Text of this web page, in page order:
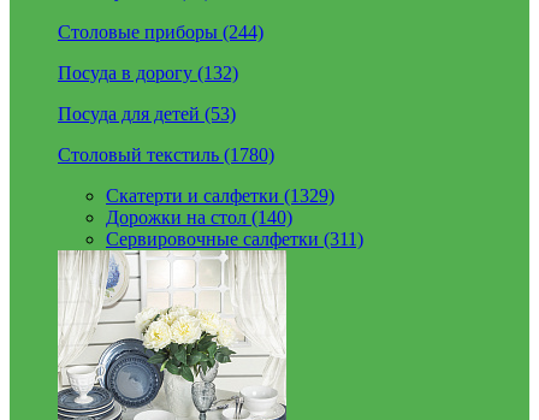
Столовые приборы (244)
Посуда в дорогу (132)
Посуда для детей (53)
Столовый текстиль (1780)
Скатерти и салфетки (1329)
Дорожки на стол (140)
Сервировочные салфетки (311)